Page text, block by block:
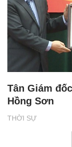
THỜI SỰ
Tân Giám
Hồng Sơn